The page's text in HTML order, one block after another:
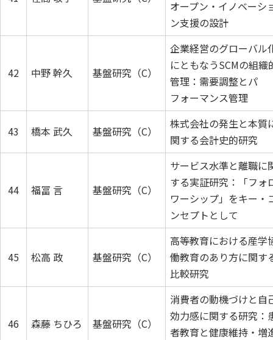
オープン・イノベーシ
ン支援の設計
42 中野 幹久 基盤研究（C）
企業経営のグローバル
にともなうSCMの組織
管理：需要調整とパ
フォーマンス管理
43 橋本 武久 基盤研究（C）
株式会社の発生と本質
関する会計史的研究
44 福冨 言 基盤研究（C）
サービス水準と離職に
する実証研究：「フォ
ワーシップ」をキー・
ンセプトとして
45 松高 政 基盤研究（C）
高等教育における産学
働教育のあり方に関す
比較研究
46 森藤 ちひろ 基盤研究（C）
消費者の動機づけと自
効力感に関する研究：
者教育と健康維持・増